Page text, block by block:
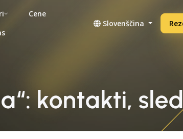
Cene
Slovenščina
kontakti,